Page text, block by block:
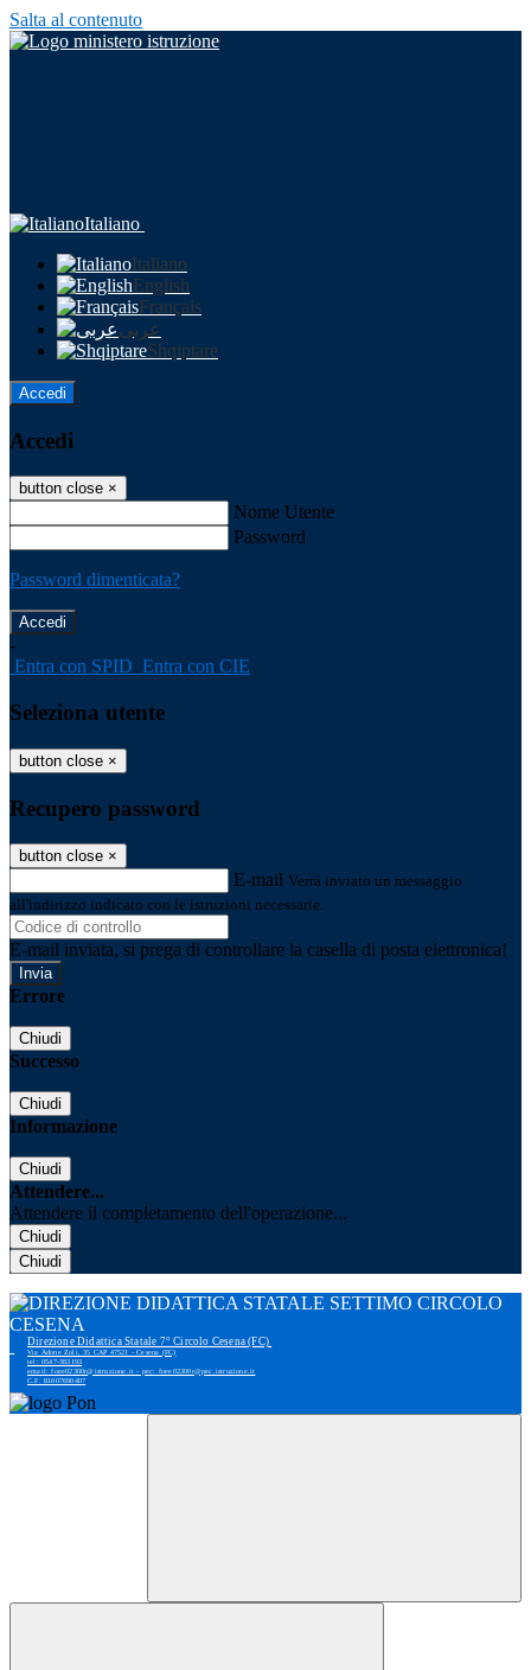
Salta al contenuto
Italiano
Italiano
English
Français
عربى
Shqiptare
Accedi
Accedi
button close ×
Nome Utente
Password
Password dimenticata?
-
Entra con SPID Entra con CIE
Seleziona utente
button close ×
Recupero password
button close ×
E-mail Verrà inviato un messaggio
all'indirizzo indicato con le istruzioni necessarie.
E-mail inviata, si prega di controllare la casella di posta elettronica!
Errore
Chiudi
Successo
Chiudi
Informazione
Chiudi
Attendere...
Attendere il completamento dell'operazione...
Chiudi
Chiudi
Direzione Didattica Statale 7° Circolo Cesena (FC)
Via Adone Zoli, 35 CAP 47521 - Cesena (FC)
tel: 0547-383193
email: foee02300r@istruzione.it - pec: foee02300r@pec.istruzione.it
C.F. 81007690407